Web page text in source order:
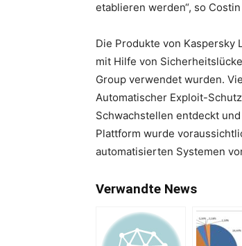
etablieren werden“, so
Die Produkte von Kaspersky
mit Hilfe von
Group verwendet wurden.
Automatischer Exploit-
Schwachstellen entdeckt
Plattform wurde
automatisierten Systemen
Verwandte News